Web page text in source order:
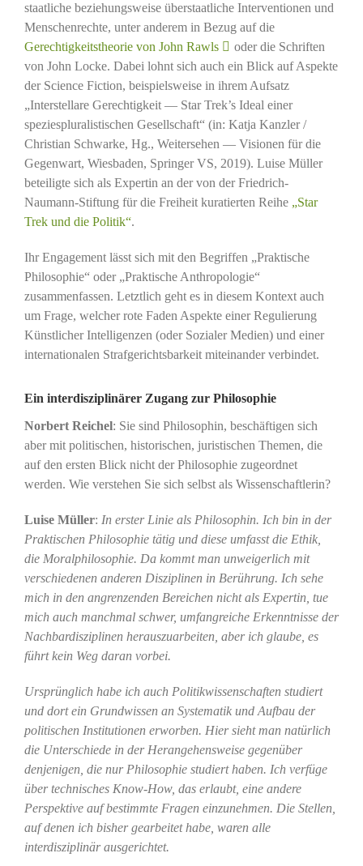
staatliche beziehungsweise überstaatliche Interventionen und
Menschenrechte, unter anderem in Bezug auf die
Gerechtigkeitstheorie von John Rawls
oder die Schriften
von John Locke. Dabei lohnt sich auch ein Blick auf Aspekte
der Science Fiction, beispielsweise in ihrem Aufsatz
„Interstellare Gerechtigkeit — Star Trek’s Ideal einer
speziespluralistischen Gesellschaft“ (in: Katja Kanzler /
Christian Schwarke, Hg., Weitersehen — Visionen für die
Gegenwart, Wiesbaden, Springer VS, 2019). Luise Müller
beteiligte sich als Expertin an der von der Friedrich-
Naumann-Stiftung für die Freiheit kuratierten Reihe „Star
Trek und die Politik“.
Ihr Engagement lässt sich mit den Begriffen „Praktische
Philosophie“ oder „Praktische Anthropologie“
zusammenfassen. Letztlich geht es in diesem Kontext auch
um Frage, welcher rote Faden Aspekte einer Regulierung
Künstlicher Intelligenzen (oder Sozialer Medien) und einer
internationalen Strafgerichtsbarkeit miteinander verbindet.
Ein interdisziplinärer Zugang zur Philosophie
Norbert Reichel: Sie sind Philosophin, beschäftigen sich
aber mit politischen, historischen, juristischen Themen, die
auf den ersten Blick nicht der Philosophie zugeordnet
werden. Wie verstehen Sie sich selbst als Wissenschaftlerin?
Luise Müller: In erster Linie als Philosophin. Ich bin in der
Praktischen Philosophie tätig und diese umfasst die Ethik,
die Moralphilosophie. Da kommt man unweigerlich mit
verschiedenen anderen Disziplinen in Berührung. Ich sehe
mich in den angrenzenden Bereichen nicht als Expertin, tue
mich auch manchmal schwer, umfangreiche Erkenntnisse der
Nachbardisziplinen herauszuarbeiten, aber ich glaube, es
führt kein Weg daran vorbei.
Ursprünglich habe ich auch Politikwissenschaften studiert
und dort ein Grundwissen an Systematik und Aufbau der
politischen Institutionen erworben. Hier sieht man natürlich
die Unterschiede in der Herangehensweise gegenüber
denjenigen, die nur Philosophie studiert haben. Ich verfüge
über technisches Know-How, das erlaubt, eine andere
Perspektive auf bestimmte Fragen einzunehmen. Die Stellen,
auf denen ich bisher gearbeitet habe, waren alle
interdisziplinär ausgerichtet.